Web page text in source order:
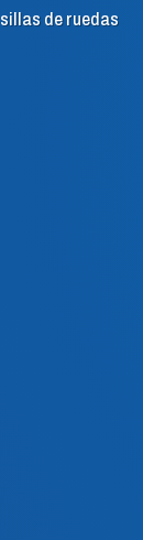
de ruedas